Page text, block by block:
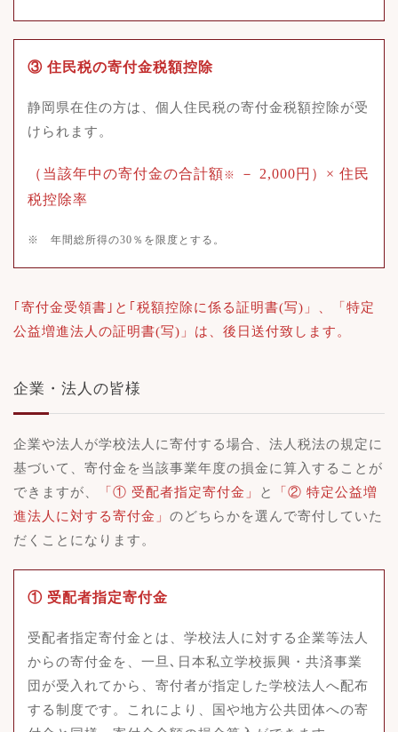
③ 住民税の寄付金税額控除
静岡県在住の方は、個人住民税の寄付金税額控除が受
けられます。
（当該年中の寄付金の合計額※
－ 2,000円）× 住民
税控除率
※ 年間総所得の30％を限度とする。
｢寄付金受領書｣と｢税額控除に係る証明書(写)」、「特定
公益増進法人の証明書(写)」は、後日送付致します。
企業・法人の皆様
企業や法人が学校法人に寄付する場合、法人税法の規定に
基づいて、寄付金を当該事業年度の損金に算入することが
できますが、
「① 受配者指定寄付金」 と
「② 特定公益増
進法人に対する寄付金」 のどちらかを選んで寄付していた
だくことになります。
① 受配者指定寄付金
受配者指定寄付金とは、学校法人に対する企業等法人
からの寄付金を、一旦､日本私立学校振興・共済事業
団が受入れてから、寄付者が指定した学校法人へ配布
する制度です。これにより、国や地方公共団体への寄